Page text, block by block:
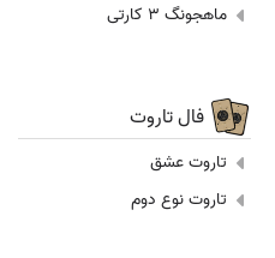
ماهجونگ 3 کارتی
فال تاروت
تاروت عشق
تاروت نوع دوم